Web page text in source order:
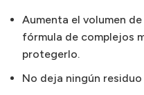
Aumenta el volumen
fórmula de complejos
protegerlo.
No deja ningún